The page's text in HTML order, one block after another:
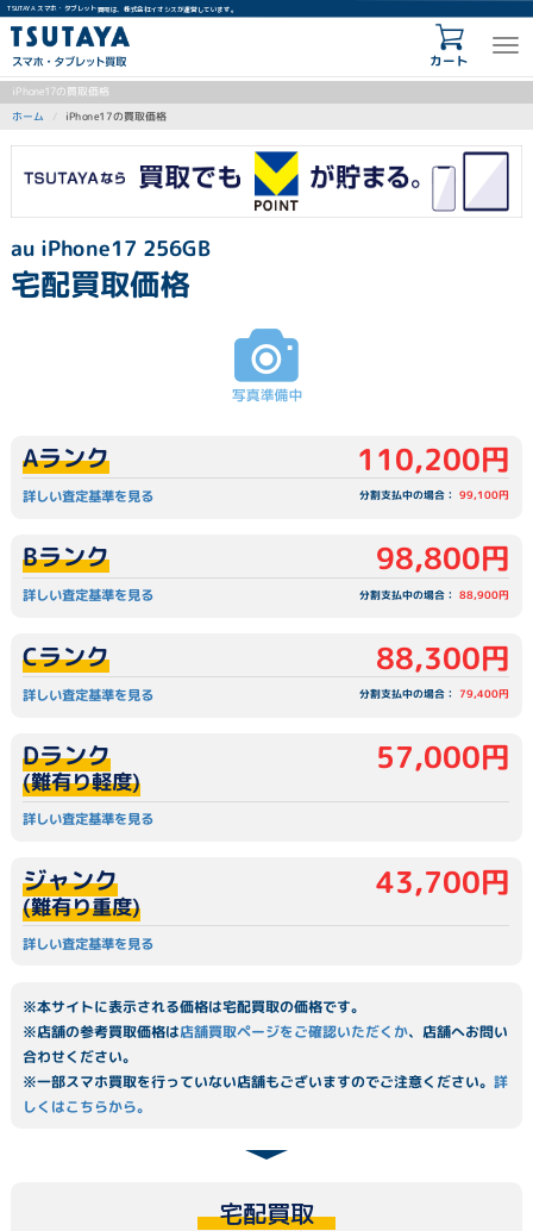
TSUTAYA スマホ・タブレット買取は、株式会社イオシスが運営しています。
カート
iPhone17の買取価格
ホーム iPhone17の買取価格
au iPhone17 256GB
宅配買取価格
詳しい査定基準を見る
Aランク 110,200円
分割支払中の場合：99,100円
詳しい査定基準を見る
Bランク 98,800円
分割支払中の場合：88,900円
詳しい査定基準を見る
Cランク 88,300円
分割支払中の場合：79,400円
詳しい査定基準を見る
Dランク
(難有り軽度)
57,000円
詳しい査定基準を見る
ジャンク
(難有り重度)
43,700円
※本サイトに表示される価格は宅配買取の価格です。
※店舗の参考買取価格は店舗買取ページをご確認いただくか、店舗へお問い
合わせください。
※一部スマホ買取を行っていない店舗もございますのでご注意ください。詳
しくはこちらから。
宅配買取